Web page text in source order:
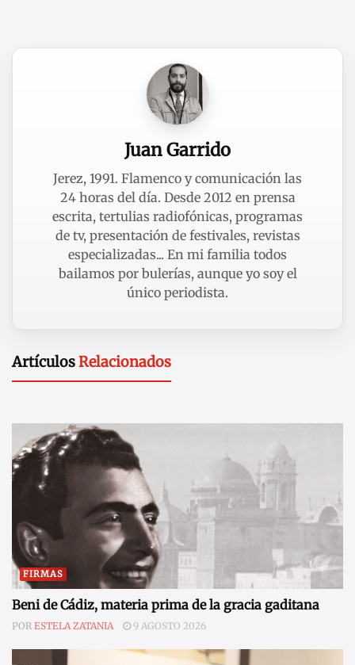
Juan Garrido
Jerez, 1991. Flamenco y comunicación las
24 horas del día. Desde 2012 en prensa
escrita, tertulias radiofónicas, programas
de tv, presentación de festivales, revistas
especializadas... En mi familia todos
bailamos por bulerías, aunque yo soy el
único periodista.
ArtículosRelacionados
FIRMAS
Beni de Cádiz, materia prima de la gracia gaditana
POR ESTELA ZATANIA 9 AGOSTO 2026